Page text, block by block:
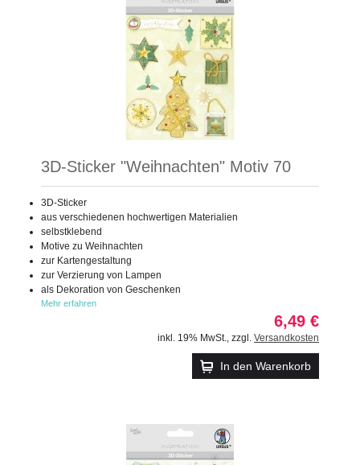
3D-Sticker "Weihnachten" Motiv 70
3D-Sticker
aus verschiedenen hochwertigen Materialien
selbstklebend
Motive zu Weihnachten
zur Kartengestaltung
zur Verzierung von Lampen
als Dekoration von Geschenken
Mehr erfahren
6,49 €
inkl. 19% MwSt. zzgl. Versandkosten
In den Warenkorb